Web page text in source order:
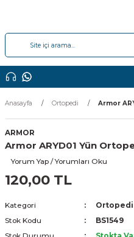
Anasayfa Ortopedi Armor
ARMOR
Armor ARYD01 Yün
Yorum Yap / Yorumları Oku
120,00 TL
Kategori Ortopedi
Stok Kodu
BS1549